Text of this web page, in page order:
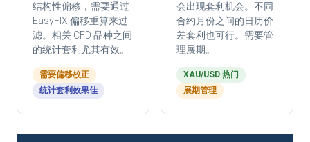
结构性偏移，需要通过
EasyFIX 偏移重算来过
滤。相关 CFD 品种之间
的统计套利尤其有效。
需要偏移校正
统计套利效果佳
会出现套利机会。不同
合约月份之间的日历价
差套利也可行。需要管
理展期。
XAU/USD 热门
展期管理